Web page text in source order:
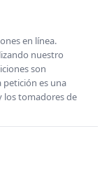
en línea.
nuestro
son
petición es una
los tomadores de